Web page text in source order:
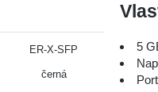
ER‑X‑SFP
černá
5